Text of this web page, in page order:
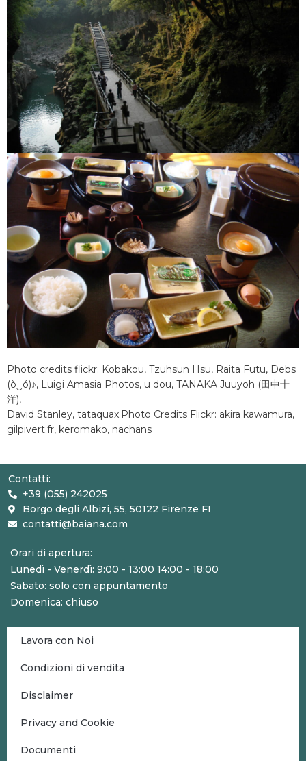
Photo credits flickr: Kobakou, Tzuhsun Hsu, Raita Futu, Debs
(ò‿ó)♪, Luigi Amasia Photos, u dou, TANAKA Juuyoh (田中十
洋),
David Stanley, tataquax.Photo Credits Flickr: akira kawamura,
gilpivert.fr, keromako, nachans
Contatti:
+39 (055) 242025
Borgo degli Albizi, 55, 50122 Firenze FI
contatti@baiana.com
Orari di apertura:
Lunedì - Venerdì: 9:00 - 13:00 14:00 - 18:00
Sabato: solo con appuntamento
Domenica: chiuso
Lavora con Noi
Condizioni di vendita
Disclaimer
Privacy and Cookie
Documenti